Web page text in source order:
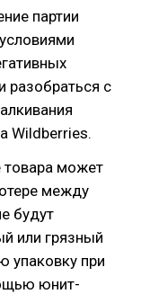
партии
разобраться с
Wildberries.
товара может
между
будут
или грязный
упаковку при
юнит-